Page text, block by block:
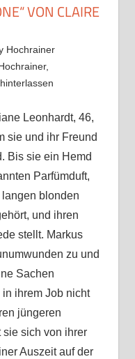
VON CLAIRE
Hochrainer
,
Leonhardt, 46,
sie und ihr Freund
Bis sie ein Hemd
Parfümduft,
blonden
und ihren
stellt. Markus
zu und
Sachen
ihrem Job nicht
jüngeren
sie sich von ihrer
Auszeit auf der